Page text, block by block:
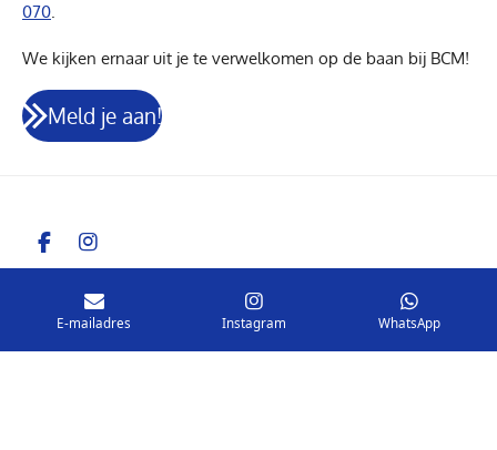
070.
We kijken ernaar uit je te verwelkomen op de baan bij BCM!
Meld je aan!
F
a
o
I
n
s
t
a
g
Gemaakt door Marit Janssen
© 2024 - 2026 BCMaassluis
E-mailadres Instagram WhatsApp